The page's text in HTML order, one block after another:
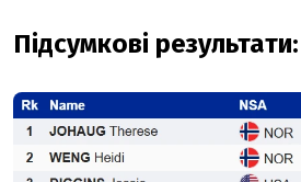
Підсумкові результати: